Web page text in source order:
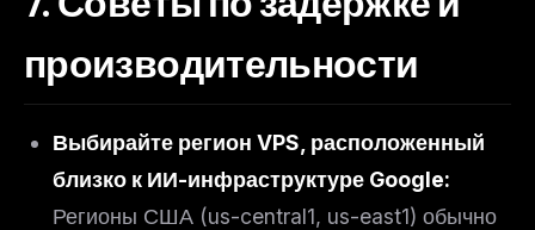
производительности
Выбирайте регион VPS, расположенный
близко к ИИ-инфраструктуре Google:
Регионы США (us-central1, us-east1) обычно